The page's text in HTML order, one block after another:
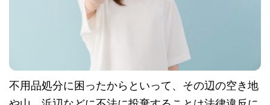
不用品処分に困ったからといって、その辺の空き地